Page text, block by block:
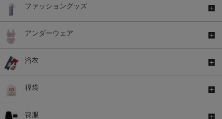
ファッショングッズ
アンダーウェア
浴衣
福袋
喪服